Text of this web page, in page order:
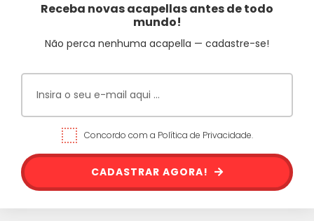
Receba novas acapellas antes de todo
mundo!
Não perca nenhuma acapella — cadastre-se!
Concordo com a Política de Privacidade.
CADASTRAR AGORA!